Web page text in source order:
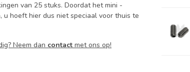
van 25 stuks. Doordat het mini -
u hoeft hier dus niet speciaal voor thuis te
Neem dan contact met ons op!